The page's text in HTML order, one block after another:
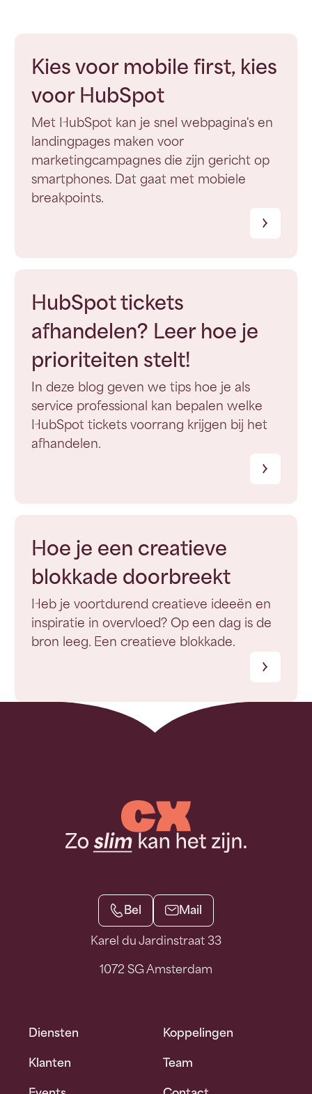
Kies voor mobile first, kies
voor HubSpot
Met HubSpot kan je snel webpagina's en
landingpages maken voor
marketingcampagnes die zijn gericht op
smartphones. Dat gaat met mobiele
breakpoints.
HubSpot tickets
afhandelen? Leer hoe je
prioriteiten stelt!
In deze blog geven we tips hoe je als
service professional kan bepalen welke
HubSpot tickets voorrang krijgen bij het
afhandelen.
Hoe je een creatieve
blokkade doorbreekt
Heb je voortdurend creatieve ideeën en
inspiratie in overvloed? Op een dag is de
bron leeg. Een creatieve blokkade.
Bel Mail
Karel du Jardinstraat 33
1072 SG Amsterdam
Diensten Koppelingen
Klanten Team